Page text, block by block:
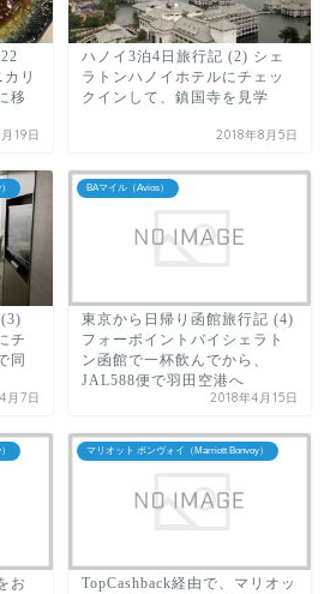
リ
移
19日
ハノイ3泊4日旅行記 (2) シェ
ラトンハノイホテルにチェッ
クインして、鎮国寺を見学
2018年8月5日
チ
同
月7日
BAマイル（Avios）
東京から日帰り函館旅行記 (4)
フォーポイントバイシェラト
ン函館で一杯飲んでから、
JAL588便で羽田空港へ
2018年4月15日
お
マリオット ボンヴォイ（Marriott Bonvoy）
TopCashback経由で、マリオッ